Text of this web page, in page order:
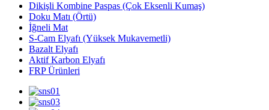
Dikişli Kombine Paspas (Çok Eksenli Kumaş)
Doku Matı (Örtü)
İğneli Mat
S-Cam Elyafı (Yüksek Mukavemetli)
Bazalt Elyafı
Aktif Karbon Elyafı
FRP Ürünleri